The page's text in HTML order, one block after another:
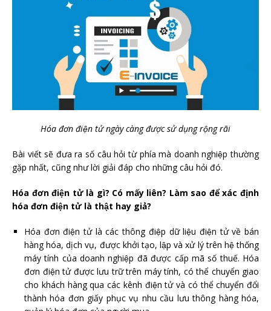
Hóa đơn điện tử ngày càng được sử dụng rộng rãi
Bài viết sẽ đưa ra số câu hỏi từ phía mà doanh nghiệp thường
gặp nhất, cũng như lời giải đáp cho những câu hỏi đó.
Hóa đơn điện tử là gì? Có mấy liên? Làm sao để xác định
hóa đơn điện tử là thật hay giả?
Hóa đơn điện tử là các thông điệp dữ liệu điện tử về bán
hàng hóa, dịch vụ, được khởi tạo, lập và xử lý trên hệ thống
máy tính của doanh nghiệp đã được cấp mã số thuế. Hóa
đơn điện tử được lưu trữ trên máy tính, có thể chuyển giao
cho khách hàng qua các kênh điện tử và có thể chuyển đổi
thành hóa đơn giấy phục vụ nhu cầu lưu thông hàng hóa,